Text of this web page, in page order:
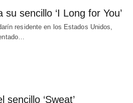
sencillo ‘I Long for You’
residente en los Estados Unidos,
‘Sweat’